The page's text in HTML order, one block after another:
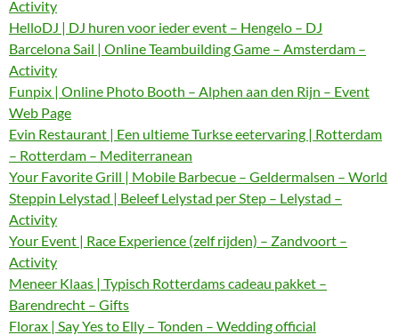
Activity
HelloDJ | DJ huren voor ieder event – Hengelo – DJ
Barcelona Sail | Online Teambuilding Game – Amsterdam –
Activity
Funpix | Online Photo Booth – Alphen aan den Rijn – Event
Web Page
Evin Restaurant | Een ultieme Turkse eetervaring | Rotterdam
– Rotterdam – Mediterranean
Your Favorite Grill | Mobile Barbecue – Geldermalsen – World
Steppin Lelystad | Beleef Lelystad per Step – Lelystad –
Activity
Your Event | Race Experience (zelf rijden) – Zandvoort –
Activity
Meneer Klaas | Typisch Rotterdams cadeau pakket –
Barendrecht – Gifts
Florax | Say Yes to Elly – Tonden – Wedding official